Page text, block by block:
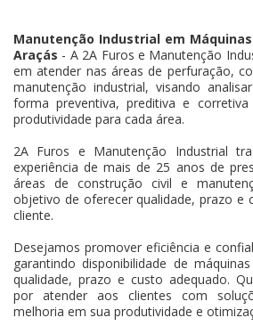
Manutenção Industrial em
Araçás - A 2A Furos e Manutenção
em atender nas áreas de perfuração,
manutenção industrial, visando
forma preventiva, preditiva e
produtividade para cada área.
2A Furos e Manutenção Industrial
experiência de mais de 25 anos de
áreas de construção civil e
objetivo de oferecer qualidade, prazo e
cliente.
Desejamos promover eficiência e
garantindo disponibilidade de
qualidade, prazo e custo adequado.
por atender aos clientes com
melhoria em sua produtividade e